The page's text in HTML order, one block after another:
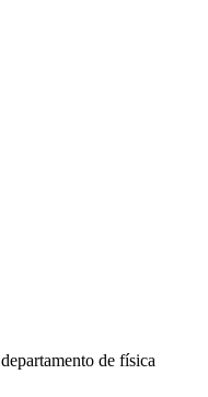
departamento de física